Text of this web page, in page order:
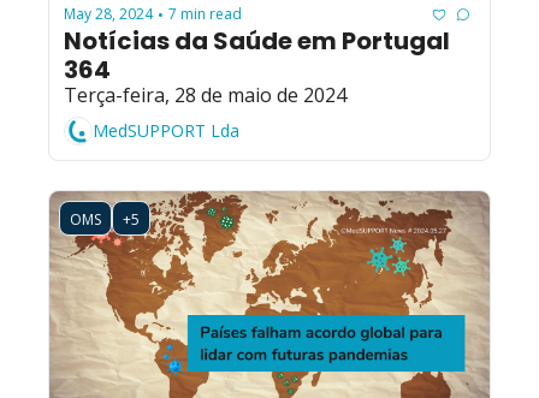
May 28, 2024 • 7 min read
Notícias da Saúde em Portugal
364
Terça-feira, 28 de maio de 2024
MedSUPPORT Lda
OMS +5